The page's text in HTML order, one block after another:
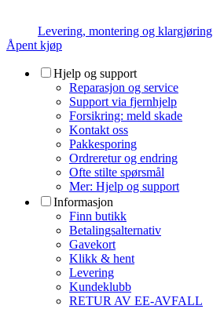
Levering, montering og klargjøring
Åpent kjøp
Hjelp og support
Reparasjon og service
Support via fjernhjelp
Forsikring: meld skade
Kontakt oss
Pakkesporing
Ordreretur og endring
Ofte stilte spørsmål
Mer: Hjelp og support
Informasjon
Finn butikk
Betalingsalternativ
Gavekort
Klikk & hent
Levering
Kundeklubb
RETUR AV EE-AVFALL